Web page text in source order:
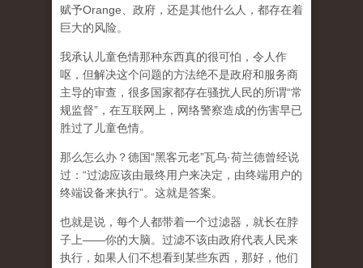
赋予Orange、政府，还是其他什么人，都存在着
巨大的风险。
我承认儿童色情那种东西真的很可怕，令人作
呕，但解决这个问题的方法绝不是政府和服务商
主导的审查，很多国家都存在骚扰人民的所谓“常
规监督”，在互联网上，网络警察造成的伤害早已
胜过了儿童色情。
那么怎么办？德国“黑客元老”瓦乌·荷兰德曾经说
过：“过滤应该由最终用户来决定，由终端用户的
终端设备来执行”。这就是答案。
也就是说，每个人都带着一个过滤器，就长在脖
子上——你的大脑。过滤不该由政府代表人民来
执行，如果人们不想看到某些东西，那好，他们